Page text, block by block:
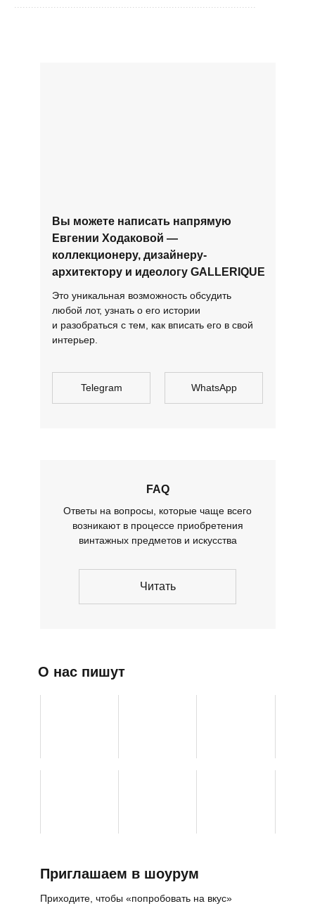
......................................................................................
Telegram WhatsApp
Это уникальная возможность обсудить
любой лот, узнать о его истории
и разобраться с тем, как вписать его в свой
интерьер.
FAQ
Ответы на вопросы, которые чаще всего
возникают в процессе приобретения
винтажных предметов и искусства
Вы можете написать напрямую
Евгении Ходаковой —
коллекционеру, дизайнеру-
архитектору и идеологу GALLERIQUE
Приглашаем в шоурум
Читать
О нас пишут
Приходите, чтобы «попробовать на вкус»